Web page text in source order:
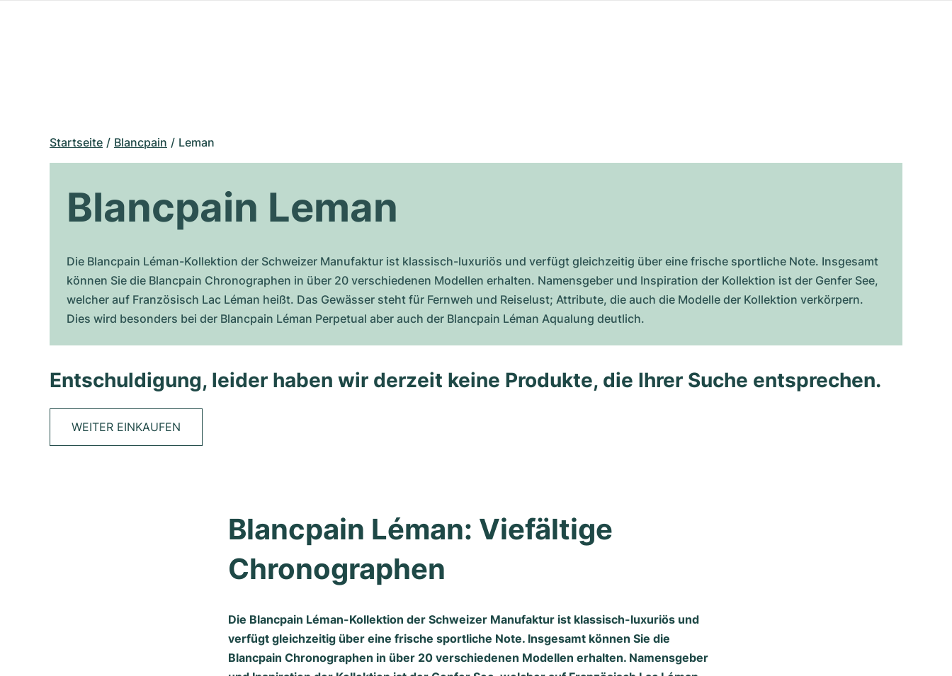
Startseite Blancpain Leman
Blancpain Leman
Die Blancpain Léman-Kollektion der Schweizer Manufaktur ist klassisch-luxuriös und verfügt gleichzeitig über eine frische sportliche Note. Insgesamt
können Sie die Blancpain Chronographen in über 20 verschiedenen Modellen erhalten. Namensgeber und Inspiration der Kollektion ist der Genfer See,
welcher auf Französisch Lac Léman heißt. Das Gewässer steht für Fernweh und Reiselust; Attribute, die auch die Modelle der Kollektion verkörpern.
Dies wird besonders bei der Blancpain Léman Perpetual aber auch der Blancpain Léman Aqualung deutlich.
Entschuldigung, leider haben wir derzeit keine Produkte, die Ihrer Suche entsprechen.
WEITER EINKAUFEN
Blancpain Léman: Viefältige
Chronographen
Die Blancpain Léman-Kollektion der Schweizer Manufaktur ist klassisch-luxuriös und
verfügt gleichzeitig über eine frische sportliche Note. Insgesamt können Sie die
Blancpain Chronographen in über 20 verschiedenen Modellen erhalten. Namensgeber